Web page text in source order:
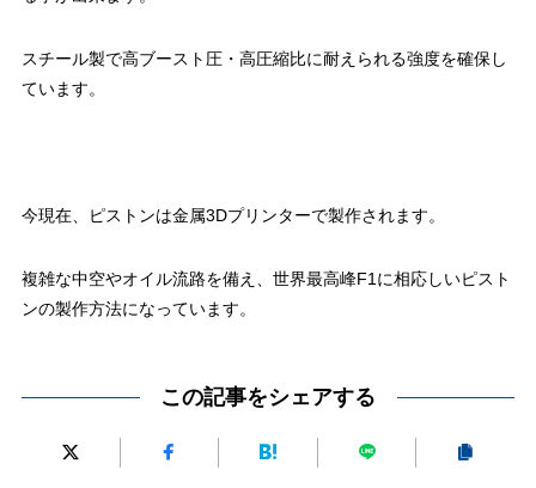
スチール製で高ブースト圧・高圧縮比に耐えられる強度を確保し
ています。
今現在、ピストンは金属3Dプリンターで製作されます。
複雑な中空やオイル流路を備え、世界最高峰F1に相応しいピスト
ンの製作方法になっています。
この記事をシェアする